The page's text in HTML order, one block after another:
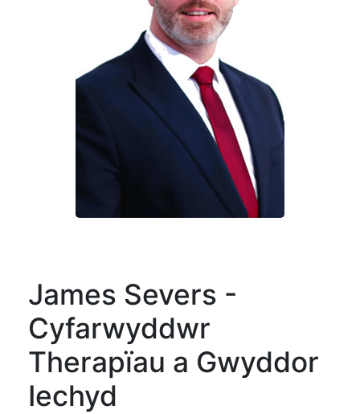
James Severs -
Cyfarwyddwr
Therapïau a Gwyddor
Iechyd